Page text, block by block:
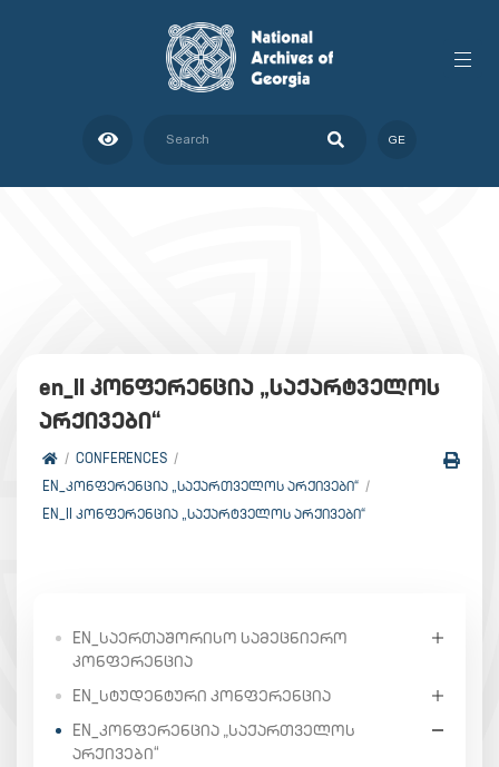
GE
en_II კონფერენცია „საქარტველოს
არქივები“
CONFERENCES
EN_ᲙᲝᲜᲤᲔᲠᲔᲜᲪᲘᲐ „ᲡᲐᲥᲐᲠᲗᲕᲔᲚᲝᲡ ᲐᲠᲥᲘᲕᲔᲑᲘ“
EN_II ᲙᲝᲜᲤᲔᲠᲔᲜᲪᲘᲐ „ᲡᲐᲥᲐᲠᲢᲕᲔᲚᲝᲡ ᲐᲠᲥᲘᲕᲔᲑᲘ“
EN_ᲡᲐᲔᲠᲗᲐᲨᲝᲠᲘᲡᲝ ᲡᲐᲛᲔᲪᲜᲘᲔᲠᲝ
ᲙᲝᲜᲤᲔᲠᲔᲜᲪᲘᲐ
EN_ᲡᲢᲣᲓᲔᲜᲢᲣᲠᲘ ᲙᲝᲜᲤᲔᲠᲔᲜᲪᲘᲐ
EN_ᲙᲝᲜᲤᲔᲠᲔᲜᲪᲘᲐ „ᲡᲐᲥᲐᲠᲗᲕᲔᲚᲝᲡ
ᲐᲠᲥᲘᲕᲔᲑᲘ“